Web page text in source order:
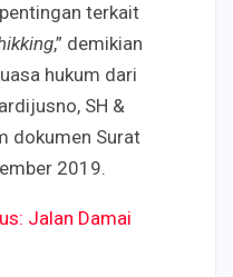
terkait
,” demikian
hukum dari
SH &
dokumen Surat
2019.
Jalan Damai